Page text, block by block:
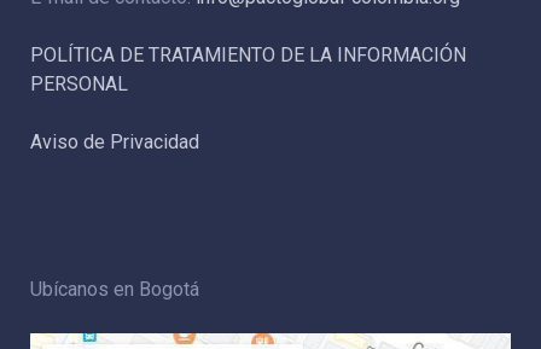
POLÍTICA DE TRATAMIENTO DE LA INFORMACIÓN
PERSONAL
Aviso de Privacidad
Ubícanos en Bogotá